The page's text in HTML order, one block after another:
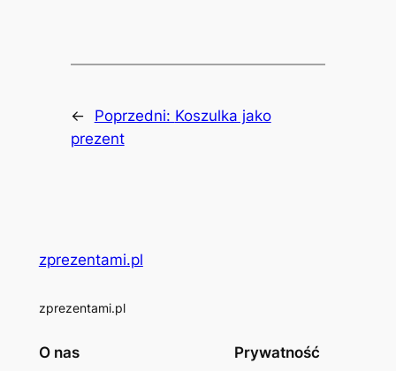
← Poprzedni: Koszulka jako
prezent
zprezentami.pl
zprezentami.pl
O nas Prywatność